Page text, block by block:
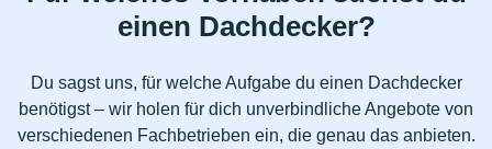
einen Dachdecker?
Du sagst uns, für welche Aufgabe du einen Dachdecker
benötigst – wir holen für dich unverbindliche Angebote von
verschiedenen Fachbetrieben ein, die genau das anbieten.